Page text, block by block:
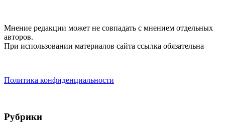
Мнение редакции может не совпадать с мнением отдельных
авторов.
При использовании материалов сайта ссылка обязательна
Политика конфиденциальности
Рубрики